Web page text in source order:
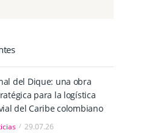
del Dique: una obra
para la logística
del Caribe colombiano
29.07.26